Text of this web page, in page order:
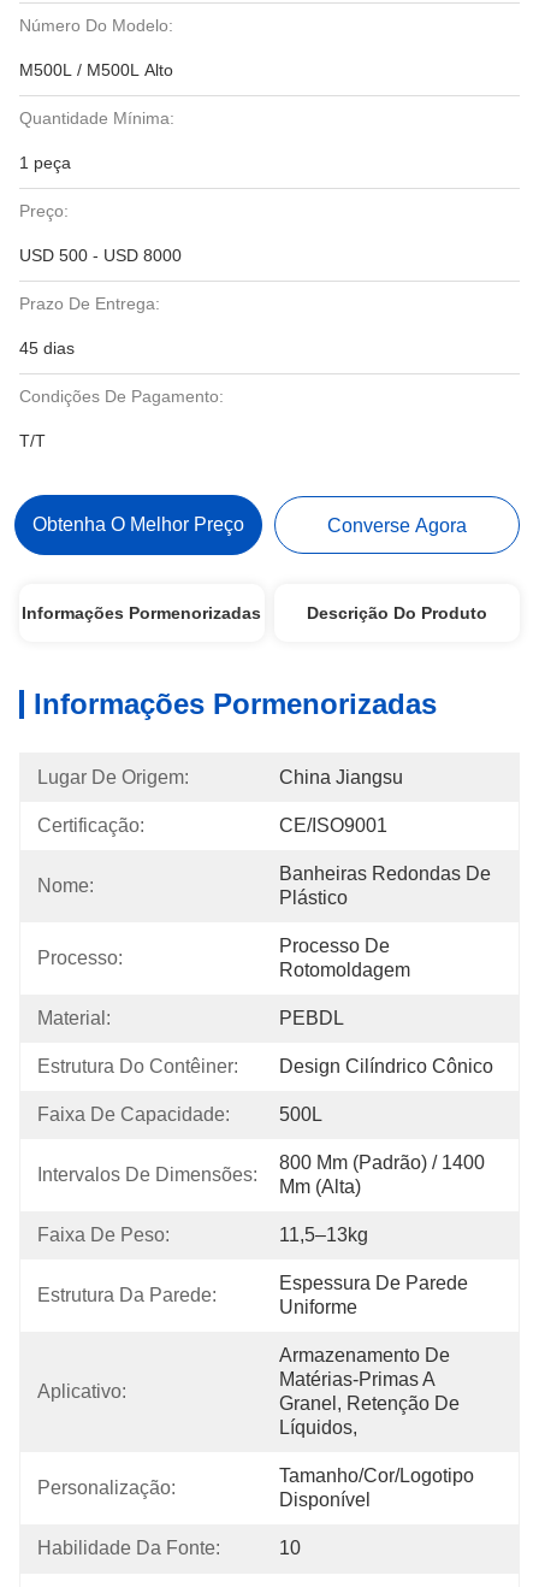
Número Do Modelo:
M500L / M500L Alto
Quantidade Mínima:
1 peça
Preço:
USD 500 - USD 8000
Prazo De Entrega:
45 dias
Condições De Pagamento:
T/T
Obtenha O Melhor Preço Converse Agora
Informações Pormenorizadas Descrição Do Produto
Informações Pormenorizadas
Lugar De Origem: China Jiangsu
Certificação: CE/ISO9001
Nome:
Banheiras Redondas De
Plástico
Processo:
Processo De
Rotomoldagem
Material: PEBDL
Estrutura Do Contêiner: Design Cilíndrico Cônico
Faixa De Capacidade: 500L
Intervalos De Dimensões:
800 Mm (padrão) / 1400
Mm (alta)
Faixa De Peso: 11,5–13kg
Estrutura Da Parede:
Espessura De Parede
Uniforme
Aplicativo:
Armazenamento De
Matérias-Primas A
Granel, Retenção De
Líquidos,
Personalização:
Tamanho/cor/logotipo
Disponível
Habilidade Da Fonte: 10